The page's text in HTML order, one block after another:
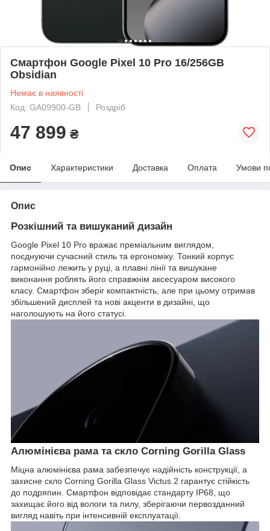
Смартфон Google Pixel 10 Pro 16/256GB
Obsidian
Немає в наявності
Код: GA09900-GB
Роздріб
47 899 ₴
Опис Характеристики Доставка Оплата Умови
Опис
Розкішний та вишуканий дизайн
Google Pixel 10 Pro вражає преміальним виглядом,
поєднуючи сучасний стиль та ергономіку. Тонкий корпус
гармонійно лежить у руці, а плавні лінії та вишукане
виконання роблять його справжнім аксесуаром високого
класу. Смартфон зберіг компактність, але при цьому отримав
збільшений дисплей та нові акценти в дизайні, що
наголошують на його статусі.
Алюмінієва рама та скло Corning Gorilla Glass
Міцна алюмінієва рама забезпечує надійність конструкції, а
захисне скло Corning Gorilla Glass Victus 2 гарантує стійкість
до подряпин. Смартфон відповідає стандарту IP68, що
захищає його від вологи та пилу, зберігаючи первозданний
вигляд навіть при інтенсивній експлуатації.